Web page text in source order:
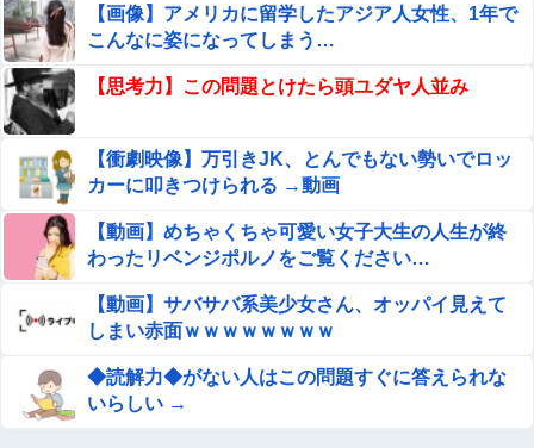
【画像】アメリカに留学したアジア人女性、1年で
こんなに姿になってしまう…
【思考力】この問題とけたら頭ユダヤ人並み
【衝劇映像】万引きJK、とんでもない勢いでロッ
カーに叩きつけられる →動画
【動画】めちゃくちゃ可愛い女子大生の人生が終
わったリベンジポルノをご覧ください…
【動画】サバサバ系美少女さん、オッパイ見えて
しまい赤面ｗｗｗｗｗｗｗｗ
◆読解力◆がない人はこの問題すぐに答えられな
いらしい →